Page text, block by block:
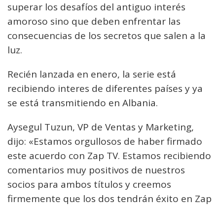
superar los desafíos del antiguo interés
amoroso sino que deben enfrentar las
consecuencias de los secretos que salen a la
luz.
Recién lanzada en enero, la serie está
recibiendo interes de diferentes países y ya
se está transmitiendo en Albania.
Aysegul Tuzun, VP de Ventas y Marketing,
dijo: «Estamos orgullosos de haber firmado
este acuerdo con Zap TV. Estamos recibiendo
comentarios muy positivos de nuestros
socios para ambos títulos y creemos
firmemente que los dos tendrán éxito en Zap